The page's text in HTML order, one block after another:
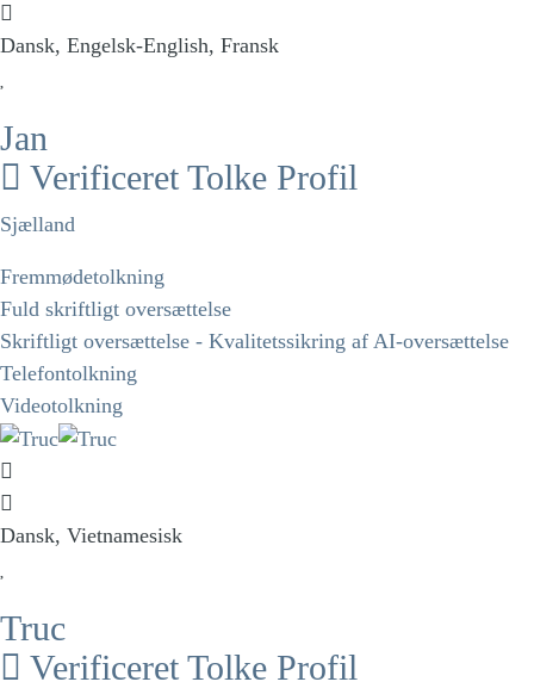
Dansk, Engelsk-English, Fransk
Jan
Verificeret Tolke Profil
Sjælland
Fremmødetolkning
Fuld skriftligt oversættelse
Skriftligt oversættelse - Kvalitetssikring af AI-oversættelse
Telefontolkning
Videotolkning
Dansk, Vietnamesisk
Truc
Verificeret Tolke Profil